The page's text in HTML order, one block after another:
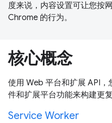
度来说，内容设置可让您按
Chrome 的行为。
核心概念
使用 Web 平台和扩展 API
件和扩展平台功能来构建更复
Service Worker